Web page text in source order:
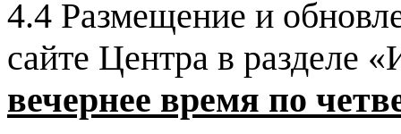
4.4 Размещение и
сайте Центра в разделе
вечернее время по